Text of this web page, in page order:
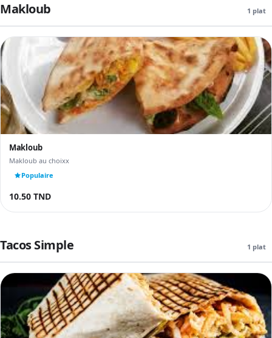
Makloub 1 plat
Makloub
Makloub au choixx
Populaire
10.50 TND
Tacos Simple 1 plat